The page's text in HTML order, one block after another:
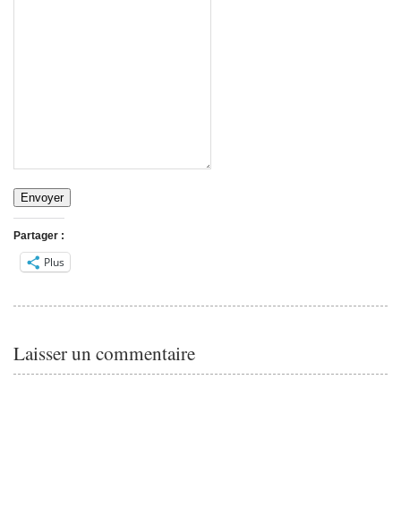
Envoyer
Partager :
Plus
Laisser un commentaire